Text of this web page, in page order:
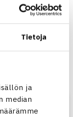
Tietoja
ja
median
liian nopeat.